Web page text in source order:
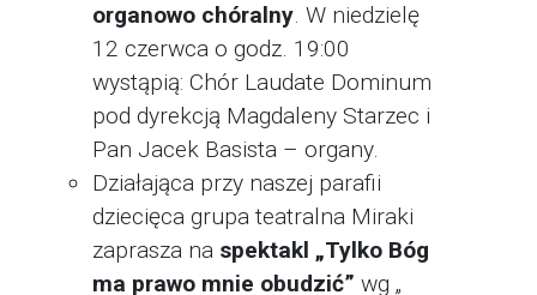
organowo chóralny. W niedzielę
12 czerwca o godz. 19:00
wystąpią: Chór Laudate Dominum
pod dyrekcją Magdaleny Starzec i
Pan Jacek Basista – organy.
Działająca przy naszej parafii
dziecięca grupa teatralna Miraki
zaprasza na spektakl „Tylko Bóg
ma prawo mnie obudzić” wg „